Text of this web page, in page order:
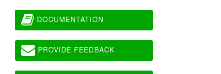
DOCUMENTATION
PROVIDE FEEDBACK